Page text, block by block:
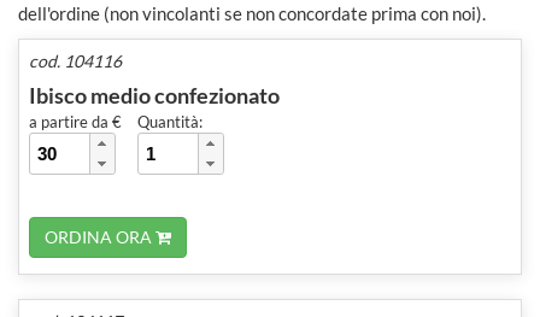
dell'ordine (non vincolanti se non concordate prima con noi).
cod. 104116
Ibisco medio confezionato
a partire da € Quantità:
ORDINA ORA